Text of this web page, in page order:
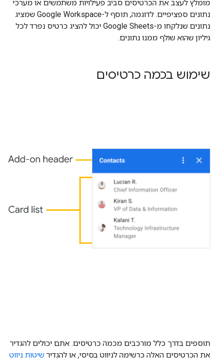
מומלץ לעצב את הכרטיסים סביב פעילויות משתמשים או מערכי
נתונים ספציפיים. לדוגמה, תוסף ל-Google Workspace שמציג
נתונים שנלקחו מ-Google Sheets יכול להציג כרטיס נפרד לכל
גיליון שהוא שולף ממנו נתונים.
שימוש בכמה כרטיסים
תוספים בדרך כלל מורכבים מכמה כרטיסים. אתם יכולים להגדיר
את הכרטיסים האלה כרשימה לניווט בסיסי, או להגדיר שיטות ניווט